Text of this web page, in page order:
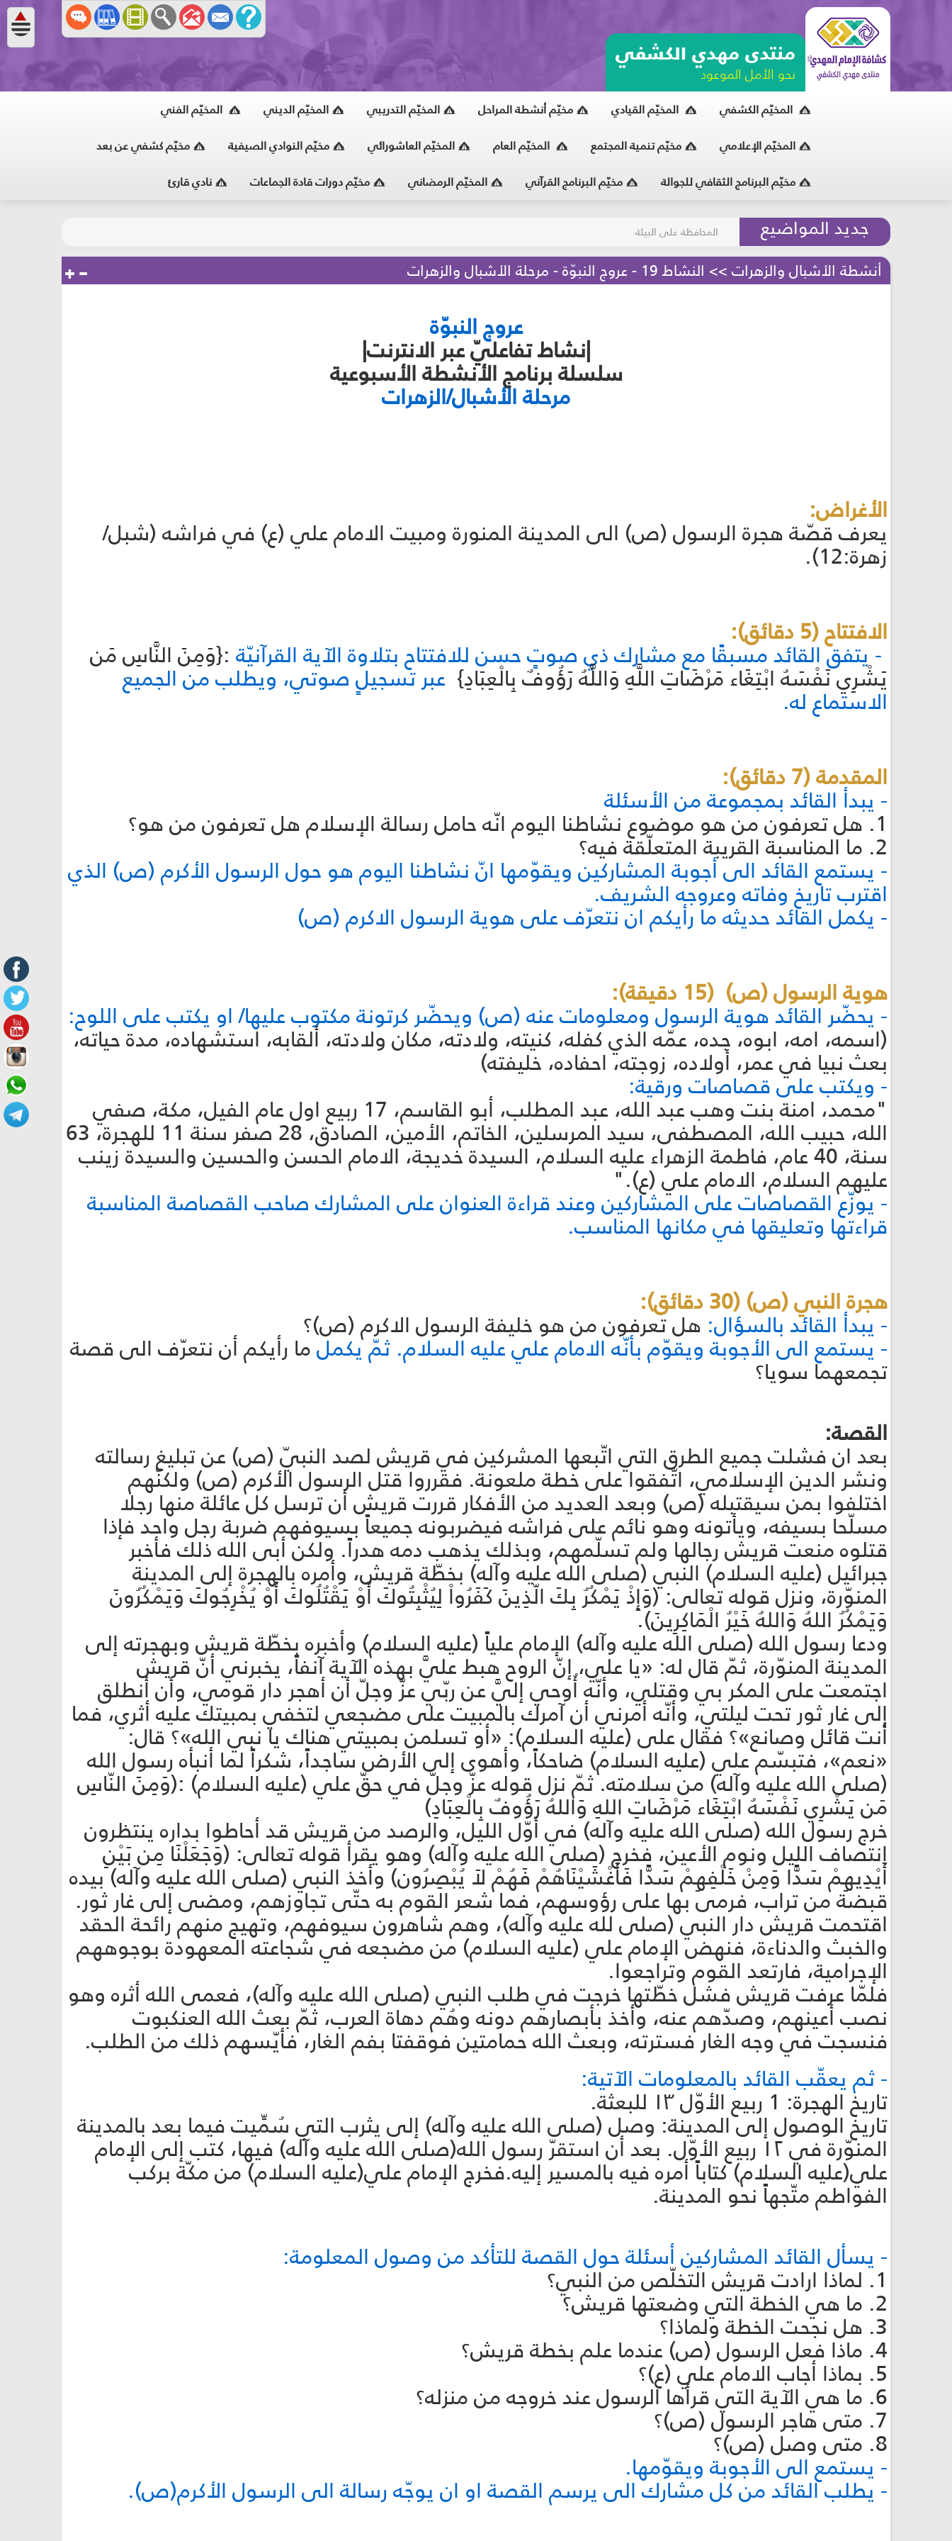
منتدى مهدي الكشفي
نحو الأمل الموعود
المخيّم الكشفي المخيّم القيادي مخيّم أنشطة المراحل المخيّم التدريبي المخيّم الديني المخيّم الفني
المخيّم الإعلامي مخيّم تنمية المجتمع المخيّم العام المخيّم العاشورائي مخيّم النوادي الصيفية مخيّم كشفي عن بعد
مخيّم البرنامج الثقافي للجوالة مخيّم البرنامج القرآني المخيّم الرمضاني مخيّم دورات قادة الجماعات نادي قارئ
جديد المواضيع
مسابقة الركب الحسينيّ
المحافظة على البيئة
أنشطة الأشبال والزهرات >> النشاط 19 - عروج النبوّة - مرحلة الأشبال والزهرات
عروج النبوّة
|نشاط تفاعليّ عبر الانترنت|
سلسلة برنامج الأنشطة الأسبوعية
مرحلة الأشبال/الزهرات
الأغراض:
يعرف قصّة هجرة الرسول (ص) الى المدينة المنورة ومبيت الامام علي (ع) في فراشه (شبل/
زهرة:12).
الافتتاح (5 دقائق):
- يتفق القائد مسبقًا مع مشارك ذي صوتٍ حسن للافتتاح بتلاوة الآية القرآنيّة :{وَمِنَ النَّاسِ مَن
يَشْرِي نَفْسَهُ ابْتِغَاء مَرْضَاتِ اللَّهِ وَاللَّهُ رَؤُوفٌ بِالْعِبَادِ} عبر تسجيلٍ صوتي، ويطلب من الجميع
الاستماع له.
المقدمة (7 دقائق):
- يبدأ القائد بمجموعة من الأسئلة
1. هل تعرفون من هو موضوع نشاطنا اليوم انّه حامل رسالة الإسلام هل تعرفون من هو؟
2. ما المناسبة القريبة المتعلّقة فيه؟
- يستمع القائد الى أجوبة المشاركين ويقوّمها انّ نشاطنا اليوم هو حول الرسول الأكرم (ص) الذي
اقترب تاريخ وفاته وعروجه الشريف.
- يكمل القائد حديثه ما رأيكم ان نتعرّف على هوية الرسول الاكرم (ص)
هوية الرسول (ص) (15 دقيقة):
- يحضّر القائد هوية الرسول ومعلومات عنه (ص) ويحضّر كرتونة مكتوب عليها/ او يكتب على اللوح:
(اسمه، امه، ابوه، جده، عمّه الذي كفله، كنيته، ولادته، مكان ولادته، ألقابه، استشهاده، مدة حياته،
بعث نبيا في عمر، أولاده، زوجته، احفاده، خليفته)
- ويكتب على قصاصات ورقية:
"محمد، امنة بنت وهب عبد الله، عبد المطلب، أبو القاسم، 17 ربيع اول عام الفيل، مكة، صفي
الله، حبيب الله، المصطفى، سيد المرسلين، الخاتم، الأمين، الصادق، 28 صفر سنة 11 للهجرة، 63
سنة، 40 عام، فاطمة الزهراء عليه السلام، السيدة خديجة، الامام الحسن والحسين والسيدة زينب
عليهم السلام، الامام علي (ع)."
- يوزّع القصاصات على المشاركين وعند قراءة العنوان على المشارك صاحب القصاصة المناسبة
قراءتها وتعليقها في مكانها المناسب.
هجرة النبي (ص) (30 دقائق):
- يبدأ القائد بالسؤال: هل تعرفون من هو خليفة الرسول الاكرم (ص)؟
- يستمع الى الأجوبة ويقوّم بأنّه الامام علي عليه السلام. ثمّ يكملما رأيكم أن نتعرّف الى قصة
تجمعهما سويا؟
القصة:
بعد ان فشلت جميع الطرق التي اتّبعها المشركين في قريش لصد النبيّ (ص) عن تبليغ رسالته
ونشر الدين الإسلامي، اتّفقوا على خطة ملعونة. فقرروا قتل الرسول الأكرم (ص) ولكنّهم
اختلفوا بمن سيقتبله (ص) وبعد العديد من الأفكار قررت قريش أن ترسل كل عائلة منها رجلا
مسلّحا بسيفه، ويأتونه وهو نائم على فراشه فيضربونه جميعاً بسيوفهم ضربة رجل واحد فإذا
قتلوه منعت قريش رجالها ولم تسلّمهم، وبذلك يذهب دمه هدراً. ولكن أبى الله ذلك فأخبر
جبرائيل (عليه السلام) النبي (صلى الله عليه وآله) بخطّة قريش، وأمره بالهجرة إلى المدينة
المنوّرة، ونزل قوله تعالى: (وَإِذْ يَمْكُرُ بِكَ الّذِينَ كَفَرُواْ لِيُثْبِتُوكَ أَوْ يَقْتُلُوكَ أَوْ يُخْرِجُوكَ وَيَمْكُرُونَ
وَيَمْكُرُ اللهُ وَاللهُ خَيْرُ الْمَاكِرِينَ).
ودعا رسول الله (صلى الله عليه وآله) الإمام علياً (عليه السلام) وأخبره بخطّة قريش وبهجرته إلى
المدينة المنوّرة، ثمّ قال له: «يا علي، إنّ الروح هبط عليَّ بهذه الآية آنفاً، يخبرني أنّ قريش
اجتمعت على المكر بي وقتلي، وأنّه أُوحي إليَّ عن ربّي عزّ وجلّ أن أهجر دار قومي، وأن أنطلق
إلى غار ثور تحت ليلتي، وأنّه أمرني أن آمرك بالمبيت على مضجعي لتخفي بمبيتك عليه أثري، فما
أنت قائل وصانع»؟ فقال على (عليه السلام): «أو تسلمن بمبيتي هناك يا نبي الله»؟ قال:
«نعم»، فتبسّم علي (عليه السلام) ضاحكاً، وأهوى إلى الأرض ساجداً، شكراً لما أنبأه رسول الله
(صلى الله عليه وآله) من سلامته. ثمّ نزل قوله عزّ وجلّ في حقّ علي (عليه السلام) :(وَمِنَ النّاسِ
مَن يَشْرِي نَفْسَهُ ابْتِغَاء مَرْضَاتِ اللهِ وَاللهُ رَؤُوفٌ بِالْعِبَادِ)
خرج رسول الله (صلى الله عليه وآله) في أوّل الليل، والرصد من قريش قد أحاطوا بداره ينتظرون
انتصاف الليل ونوم الأعين، فخرج (صلى الله عليه وآله) وهو يقرأ قوله تعالى: (وَجَعَلْنَا مِن بَيْنِ
أَيْدِيهِمْ سَدًّا وَمِنْ خَلْفِهِمْ سَدًّا فَأَغْشَيْنَاهُمْ فَهُمْ لاَ يُبْصِرُون) وأخذ النبي (صلى الله عليه وآله) بيده
قبضة من تراب، فرمى بها على رؤوسهم، فما شعر القوم به حتّى تجاوزهم، ومضى إلى غار ثور.
اقتحمت قريش دار النبي (صلى لله عليه وآله)، وهم شاهرون سيوفهم، وتهيج منهم رائحة الحقد
والخبث والدناءة، فنهض الإمام علي (عليه السلام) من مضجعه في شجاعته المعهودة بوجوههم
الإجرامية، فارتعد القوم وتراجعوا.
فلمّا عرفت قريش فشل خطّتها خرجت في طلب النبي (صلى الله عليه وآله)، فعمى الله أثره وهو
نصب أعينهم، وصدّهم عنه، وأخذ بأبصارهم دونه وهُم دهاة العرب، ثمّ بعث الله العنكبوت
فنسجت في وجه الغار فسترته، وبعث الله حمامتين فوقفتا بفم الغار، فأيّسهم ذلك من الطلب.
- ثم يعقّب القائد بالمعلومات الآتية:
تاريخ الهجرة: 1 ربيع الأوّل ۱۳ للبعثة.
تاريخ الوصول إلى المدينة: وصل (صلى الله عليه وآله) إلى يثرب التي سُمِّيت فيما بعد بالمدينة
المنوّرة في ۱۲ ربيع الأوّل. بعد أن استقرّ رسول الله(صلى الله عليه وآله) فيها، كتب إلى الإمام
علي(عليه السلام) كتاباً أمره فيه بالمسير إليه.فخرج الإمام علي(عليه السلام) من مكّة بركب
الفواطم متّجهاً نحو المدينة.
- يسأل القائد المشاركين أسئلة حول القصة للتأكد من وصول المعلومة:
1. لماذا ارادت قريش التخلّص من النبي؟
2. ما هي الخطة التي وضعتها قريش؟
3. هل نجحت الخطة ولماذا؟
4. ماذا فعل الرسول (ص) عندما علم بخطة قريش؟
5. بماذا أجاب الامام علي (ع)؟
6. ما هي الآية التي قرأها الرسول عند خروجه من منزله؟
7. متى هاجر الرسول (ص)؟
8. متى وصل (ص)؟
- يستمع الى الأجوبة ويقوّمها.
- يطلب القائد من كل مشارك الى يرسم القصة او ان يوجّه رسالة الى الرسول الأكرم(ص).